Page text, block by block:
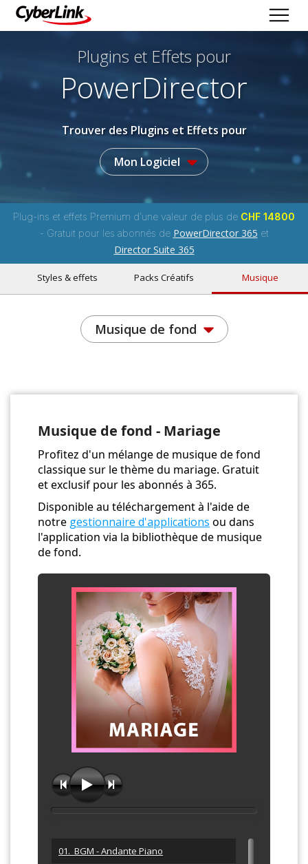
Plugins et Effets pour
PowerDirector
Trouver des Plugins et Effets pour
Mon Logiciel
Plug-ins et effets Premium d'une valeur de plus de CHF 14800
- Gratuit pour les abonnés de PowerDirector 365 et
Director Suite 365
Styles & effets Packs Créatifs Musique
Musique de fond
Musique de fond - Mariage
Profitez d'un mélange de musique de fond
classique sur le thème du mariage. Gratuit
et exclusif pour les abonnés à 365.
Disponible au téléchargement à l'aide de
notre gestionnaire d'applications ou dans
l'application via la bibliothèque de musique
de fond.
01. BGM - Andante Piano